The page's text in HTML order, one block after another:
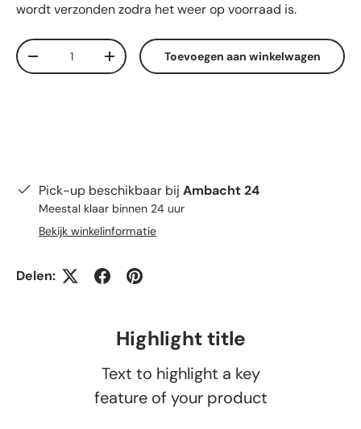
wordt verzonden zodra het weer op voorraad is.
Aantal
Verlaag de hoeveelheidVerhoog de hoeveelheid
Toevoegen aan winkelwagen
Pick-up beschikbaar bij Ambacht 24
Meestal klaar binnen 24 uur
Bekijk winkelinformatie
Delen:
Highlight title
Text to highlight a key
feature of your product